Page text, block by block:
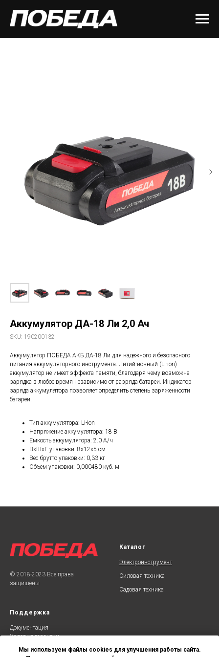
Мы используем файлы cookies для улучшения работы сайта.
Аккумулятор ДА-18 Ли 2,0 Ач
SKU: 190200132
Аккумулятор ПОБЕДА АКБ ДА-18 Ли для надежного и безопасного
питания аккумуляторного инструмента. Литий-ионный (Li-ion)
аккумулятор не имеет эффекта памяти, благодаря чему возможна
зарядка в любое время независимо от разряда батареи. Индикатор
заряда аккумулятора позволяет определить степень заряженности
батареи.
Тип аккумулятора: Li-ion
Напряжение аккумулятора: 18 В
Емкость аккумулятора: 2.0 А/ч
ВхШхГ упаковки: 8х12х5 см
Вес брутто упаковки: 0,33 кг
Объем упаковки: 0,000480 куб. м
© 2018-2023 Все права
защищены
Каталог
Электроинструмент
Силовая техника
Садовая техника
Поддержка
Документация
Условия гарантии